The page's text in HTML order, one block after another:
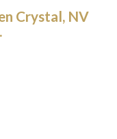
Crystal, NV